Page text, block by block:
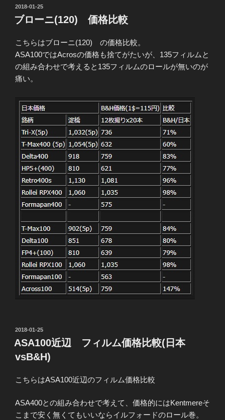
投
稿
日:
2018-01-25
ブローニ(120) 価格比較
こちらはブローニ(120) の価格比較。
ASA100ではAcrosの価格も捨てがたいが、135フィルムと
の組み合わせで考えると135フィルムのロールが無いのが
痛い。
投
稿
日:
2018-01-25
ASA100近辺 フィルム価格比較(日本
vsB&H)
こちらはASA100近辺のフィルム価格比較
ASA400との組み合わせで考えて、価格的にはKentmereそ
こまで安く無くてもいいならイルフォードのロール巻。